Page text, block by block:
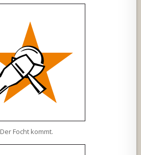
Der Focht kommt.